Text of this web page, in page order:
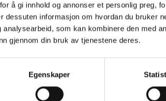
å gi innhold og annonser et personlig preg,
dessuten informasjon om hvordan du bruker
analysearbeid, som kan kombinere den med
gjennom din bruk av tjenestene deres.
Egenskaper
Bakkeåsen omsorgsboliger
NCC har bygget åtte samlokaliserte
for Horten kommune. Omsorgsboligene
bygget med prefabelementer for